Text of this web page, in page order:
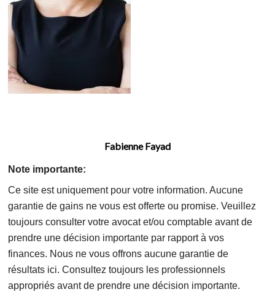
Fabienne Fayad
Note importante:
Ce site est uniquement pour votre information. Aucune
garantie de gains ne vous est offerte ou promise. Veuillez
toujours consulter votre avocat et/ou comptable avant de
prendre une décision importante par rapport à vos
finances. Nous ne vous offrons aucune garantie de
résultats ici. Consultez toujours les professionnels
appropriés avant de prendre une décision importante.